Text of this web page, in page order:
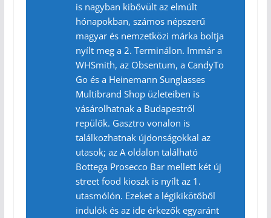
is nagyban kibővült az elmúlt
hónapokban, számos népszerű
magyar és nemzetközi márka boltja
nyílt meg a 2. Terminálon. Immár a
WHSmith, az Obsentum, a CandyTo
Go és a Heinemann Sunglasses
Multibrand Shop üzleteiben is
vásárolhatnak a Budapestről
repülők. Gasztro vonalon is
találkozhatnak újdonságokkal az
utasok; az A oldalon található
Bottega Prosecco Bar mellett két új
street food kioszk is nyílt az 1.
utasmólón. Ezeket a légikikötőből
indulók és az ide érkezők egyaránt